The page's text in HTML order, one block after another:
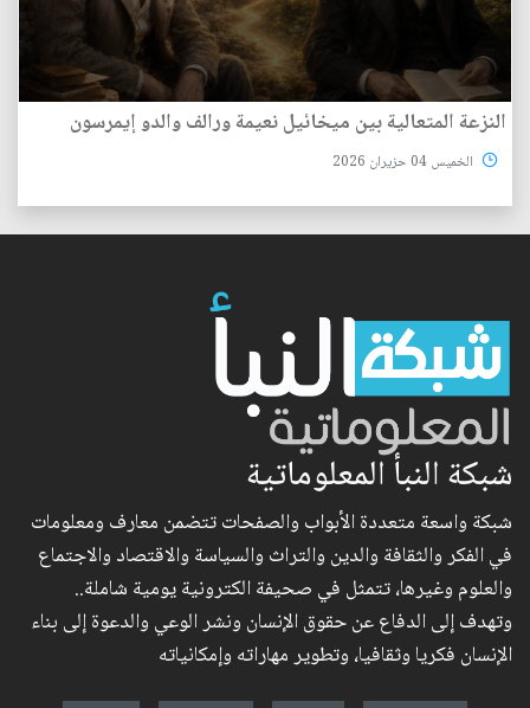
النزعة المتعالية بين ميخائيل نعيمة ورالف والدو إيمرسون
الخميس 04 حزيران 2026
شبكة النبأ المعلوماتية
شبكة واسعة متعددة الأبواب والصفحات تتضمن معارف ومعلومات
في الفكر والثقافة والدين والتراث والسياسة والاقتصاد والاجتماع
والعلوم وغيرها، تتمثل في صحيفة الكترونية يومية شاملة..
وتهدف إلى الدفاع عن حقوق الإنسان ونشر الوعي والدعوة إلى بناء
الإنسان فكريا وثقافيا، وتطوير مهاراته وإمكانياته